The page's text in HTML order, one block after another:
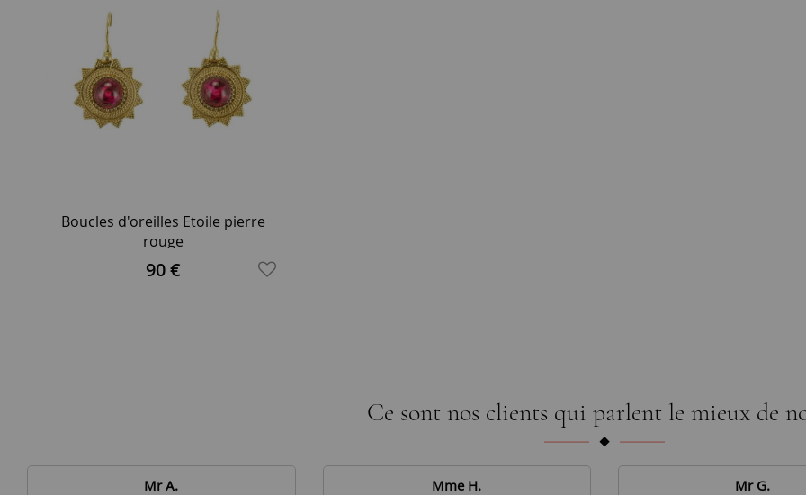
Boucles d'oreilles Etoile pierre
rouge
90 €
Ce sont nos clients qui parlent le mieux de
Mr A. Mme H. Mr G.